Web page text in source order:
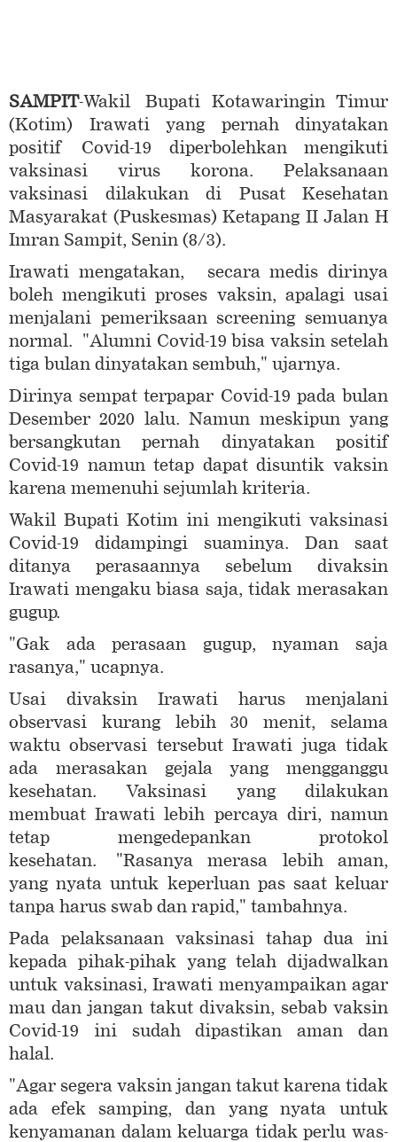
SAMPIT-Wakil Bupati Kotawaringin Timur
(Kotim) Irawati yang pernah dinyatakan
positif Covid-19 diperbolehkan mengikuti
vaksinasi virus korona. Pelaksanaan
vaksinasi dilakukan di Pusat Kesehatan
Masyarakat (Puskesmas) Ketapang II Jalan H
Imran Sampit, Senin (8/3).
Irawati mengatakan, secara medis dirinya
boleh mengikuti proses vaksin, apalagi usai
menjalani pemeriksaan screening semuanya
normal. "Alumni Covid-19 bisa vaksin setelah
tiga bulan dinyatakan sembuh," ujarnya.
Dirinya sempat terpapar Covid-19 pada bulan
Desember 2020 lalu. Namun meskipun yang
bersangkutan pernah dinyatakan positif
Covid-19 namun tetap dapat disuntik vaksin
karena memenuhi sejumlah kriteria.
Wakil Bupati Kotim ini mengikuti vaksinasi
Covid-19 didampingi suaminya. Dan saat
ditanya perasaannya sebelum divaksin
Irawati mengaku biasa saja, tidak merasakan
gugup.
"Gak ada perasaan gugup, nyaman saja
rasanya," ucapnya.
Usai divaksin Irawati harus menjalani
observasi kurang lebih 30 menit, selama
waktu observasi tersebut Irawati juga tidak
ada merasakan gejala yang mengganggu
kesehatan. Vaksinasi yang dilakukan
membuat Irawati lebih percaya diri, namun
tetap mengedepankan protokol
kesehatan. "Rasanya merasa lebih aman,
yang nyata untuk keperluan pas saat keluar
tanpa harus swab dan rapid," tambahnya.
Pada pelaksanaan vaksinasi tahap dua ini
kepada pihak-pihak yang telah dijadwalkan
untuk vaksinasi, Irawati menyampaikan agar
mau dan jangan takut divaksin, sebab vaksin
Covid-19 ini sudah dipastikan aman dan
halal.
"Agar segera vaksin jangan takut karena tidak
ada efek samping, dan yang nyata untuk
kenyamanan dalam keluarga tidak perlu was-